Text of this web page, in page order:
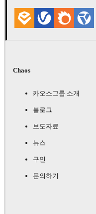
Chaos
카오스그룹 소개
블로그
보도자료
뉴스
구인
문의하기